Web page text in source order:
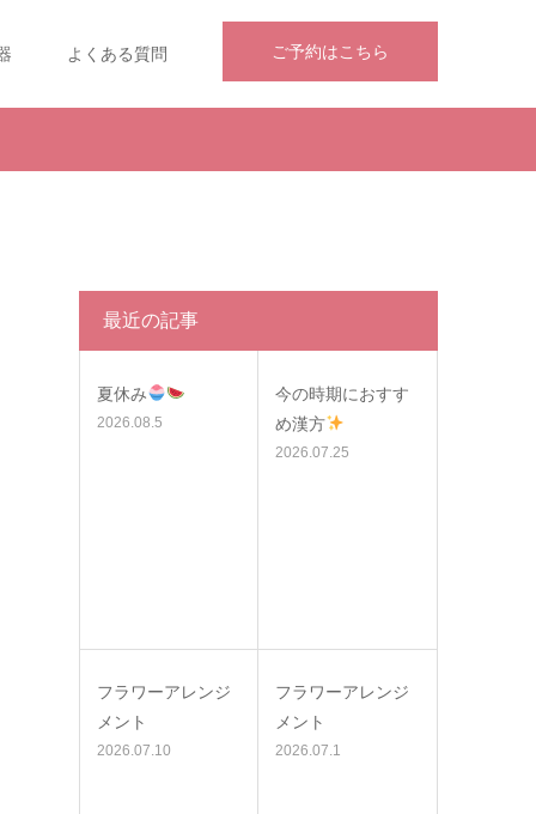
ご予約はこちら
よくある質問
最近の記事
夏休み
2026.08.5
今の時期におすす
め漢方
2026.07.25
フラワーアレンジ
メント
2026.07.10
フラワーアレンジ
メント
2026.07.1